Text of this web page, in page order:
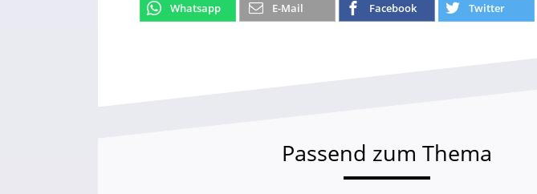
Whatsapp E-Mail Facebook Twitter
Passend zum Thema
Nach